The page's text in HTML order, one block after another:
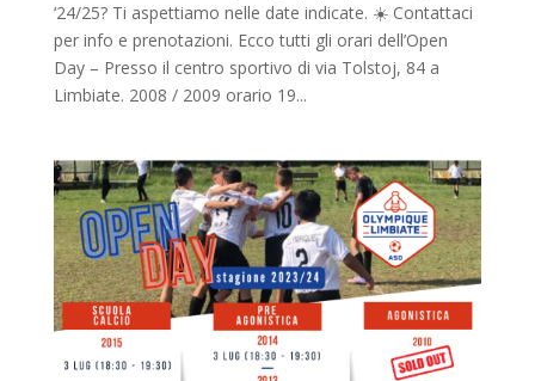
‘24/25? Ti aspettiamo nelle date indicate. ☀️ Contattaci
per info e prenotazioni. Ecco tutti gli orari dell’Open
Day – Presso il centro sportivo di via Tolstoj, 84 a
Limbiate. 2008 / 2009 orario 19...